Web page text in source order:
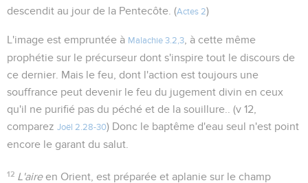
descendit au jour de la Pentecôte. (Actes 2)
L'image est empruntée à Malachie 3.2,3
, à cette même
prophétie sur le précurseur dont s'inspire tout le discours de
ce dernier. Mais le feu, dont l'action est toujours une
souffrance peut devenir le feu du jugement divin en ceux
qu'il ne purifié pas du péché et de la souillure.. (v 12,
comparez Joël 2.28-30) Donc le baptême d'eau seul n'est point
encore le garant du salut.
12 L'aireen Orient, est préparée et aplanie sur le champ